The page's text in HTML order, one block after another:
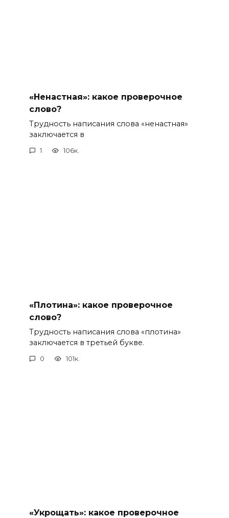
«Ненастная»: какое проверочное
слово?
Трудность написания слова «ненастная»
заключается в
1 106к.
«Плотина»: какое проверочное
слово?
Трудность написания слова «плотина»
заключается в третьей букве.
0 101к.
«Укрощать»: какое проверочное